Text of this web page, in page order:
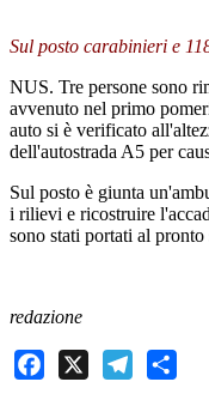
Sul posto carabinieri e
NUS. Tre persone sono
avvenuto nel primo
auto si è verificato
dell'autostrada A5 per
Sul posto è giunta
i rilievi e ricostruire
sono stati portati al
redazione